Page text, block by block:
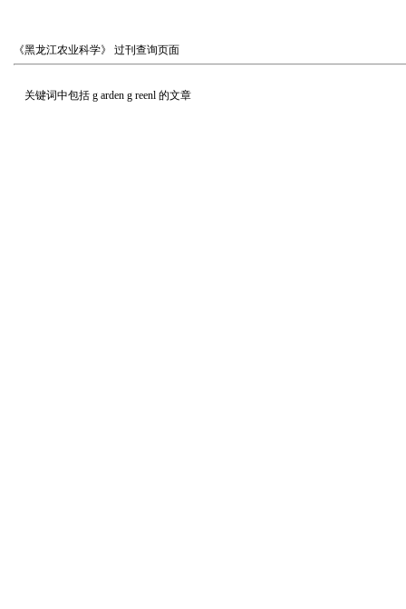
《黑龙江农业科学》 过刊查询页面
关键词中包括 g arden g reenl 的文章